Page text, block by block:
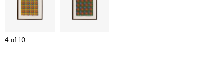
4 of 10